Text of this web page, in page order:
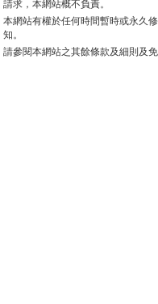
請求，本網站概不負責。
本網站有權於任何時間暫時或永久
知。
請參閱本網站之其餘條款及細則及